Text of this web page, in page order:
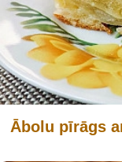
Ābolu pīrāgs